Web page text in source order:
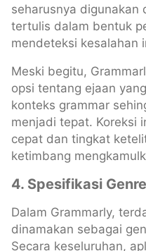
seharusnya digunakan
tertulis dalam bentuk
mendeteksi kesalahan
Meski begitu,
opsi tentang ejaan
konteks grammar
menjadi tepat. Koreksi
cepat dan tingkat
ketimbang
4. Spesifikasi Genre
Dalam Grammarly,
dinamakan sebagai
Secara keseluruhan,